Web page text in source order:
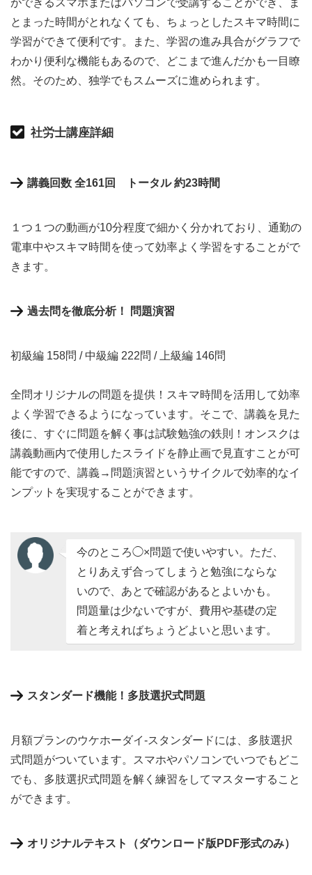
ができるスマホまたはパソコンで受講することができ、ま
とまった時間がとれなくても、ちょっとしたスキマ時間に
学習ができて便利です。また、学習の進み具合がグラフで
わかり便利な機能もあるので、どこまで進んだかも一目瞭
然。そのため、独学でもスムーズに進められます。
社労士講座詳細
講義回数 全161回 トータル 約23時間
１つ１つの動画が10分程度で細かく分かれており、通勤の
電車中やスキマ時間を使って効率よく学習をすることがで
きます。
過去問を徹底分析！ 問題演習
初級編 158問 / 中級編 222問 / 上級編 146問
全問オリジナルの問題を提供！スキマ時間を活用して効率
よく学習できるようになっています。そこで、講義を見た
後に、すぐに問題を解く事は試験勉強の鉄則！オンスクは
講義動画内で使用したスライドを静止画で見直すことが可
能ですので、講義→問題演習というサイクルで効率的なイ
ンプットを実現することができます。
今のところ◯×問題で使いやすい。ただ、
とりあえず合ってしまうと勉強にならな
いので、あとで確認があるとよいかも。
問題量は少ないですが、費用や基礎の定
着と考えればちょうどよいと思います。
スタンダード機能！多肢選択式問題
月額プランのウケホーダイ-スタンダードには、多肢選択
式問題がついています。スマホやパソコンでいつでもどこ
でも、多肢選択式問題を解く練習をしてマスターすること
ができます。
オリジナルテキスト（ダウンロード版PDF形式のみ）